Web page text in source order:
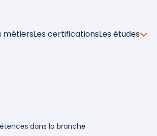
métiersLes certificationsLes études
dans la branche